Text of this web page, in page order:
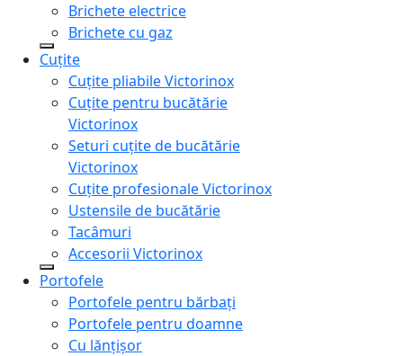
Brichete electrice
Brichete cu gaz
Cuțite
Cuțite pliabile Victorinox
Cuțite pentru bucătărie
Victorinox
Seturi cuțite de bucătărie
Victorinox
Cuțite profesionale Victorinox
Ustensile de bucătărie
Tacâmuri
Accesorii Victorinox
Portofele
Portofele pentru bărbați
Portofele pentru doamne
Cu lănțișor